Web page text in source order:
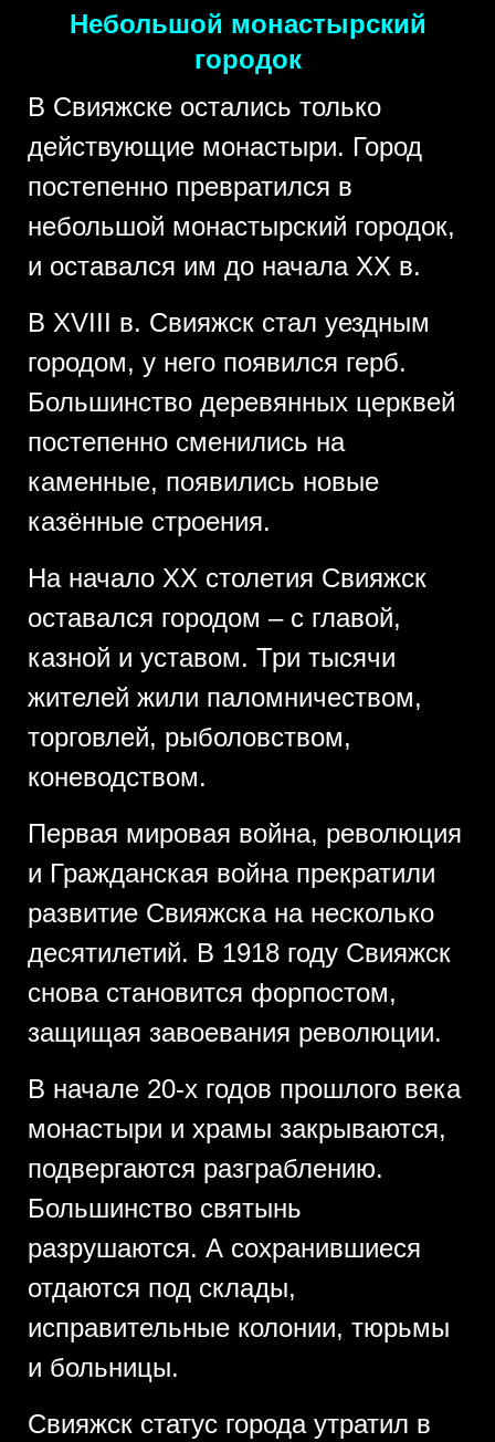
Небольшой монастырский
городок
В Свияжске остались только
действующие монастыри. Город
постепенно превратился в
небольшой монастырский городок,
и оставался им до начала XX в.
В XVIII в. Свияжск стал уездным
городом, у него появился герб.
Большинство деревянных церквей
постепенно сменились на
каменные, появились новые
казённые строения.
На начало XX столетия Свияжск
оставался городом – с главой,
казной и уставом. Три тысячи
жителей жили паломничеством,
торговлей, рыболовством,
коневодством.
Первая мировая война, революция
и Гражданская война прекратили
развитие Свияжска на несколько
десятилетий. В 1918 году Свияжск
снова становится форпостом,
защищая завоевания революции.
В начале 20-х годов прошлого века
монастыри и храмы закрываются,
подвергаются разграблению.
Большинство святынь
разрушаются. А сохранившиеся
отдаются под склады,
исправительные колонии, тюрьмы
и больницы.
Свияжск статус города утратил в